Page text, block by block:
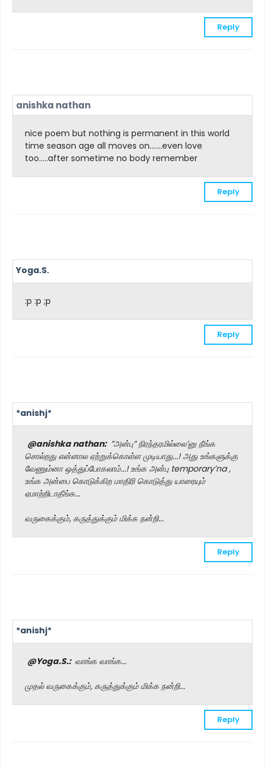
Reply
anishka nathan
nice poem but nothing is permanent in this world
time season age all moves on.......even love
too.....after sometime no body remember
Reply
Yoga.S.
:p :p ;p
Reply
*anishj*
@anishka nathan: ”அன்பு” நிரந்தரமில்லை’னு நீங்க
சொல்றது என்னால ஏற்றுக்கொள்ள முடியாது...! அது உங்களுக்கு
வேணும்னா ஒத்துப்போகலாம்...! உங்க அன்பு temporary’na ,
உங்க அன்பை கொடுக்கிற மாதிரி கொடுத்து யாரையும்
ஏமாற்றிடாதீங்க...
வருகைக்கும், கருத்துக்கும் மிக்க நன்றி...
Reply
*anishj*
@Yoga.S.: வாங்க வாங்க...
முதல் வருகைக்கும், கருத்துக்கும் மிக்க நன்றி...
Reply